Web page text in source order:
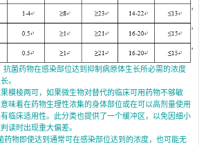
抗菌药物在感染部位达到抑制病原体生长所必需的浓度
。
模棱两可，如果微生物对替代的临床可用药物不够敏
味着在药物生理性浓集的身体部位或在可以高剂量使用
临床适用性。此分类也提供了一个缓冲区，以免因细小
读时出现重大偏差。
药物即使达到通常可在感染部位达到的浓度，也可能无